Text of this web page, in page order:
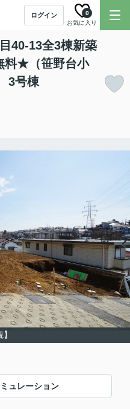
ログイン
お気に入り
0
40-13全3棟新築
料★（笹野台小
3号棟
ュレーション